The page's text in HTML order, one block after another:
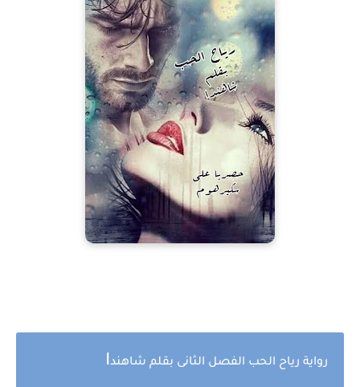
رواية رياح الحب الفصل الثانى بقلم شاهندا